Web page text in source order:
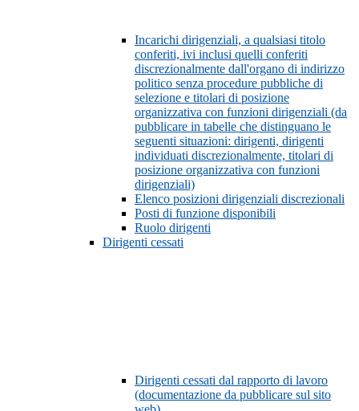
Incarichi dirigenziali, a qualsiasi titolo
conferiti, ivi inclusi quelli conferiti
discrezionalmente dall'organo di indirizzo
politico senza procedure pubbliche di
selezione e titolari di posizione
organizzativa con funzioni dirigenziali (da
pubblicare in tabelle che distinguano le
seguenti situazioni: dirigenti, dirigenti
individuati discrezionalmente, titolari di
posizione organizzativa con funzioni
dirigenziali)
Elenco posizioni dirigenziali discrezionali
Posti di funzione disponibili
Ruolo dirigenti
Dirigenti cessati
Dirigenti cessati dal rapporto di lavoro
(documentazione da pubblicare sul sito